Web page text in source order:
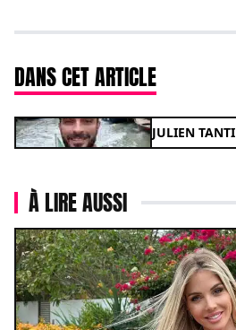
DANS CET ARTICLE
JULIEN TANTI
À LIRE AUSSI